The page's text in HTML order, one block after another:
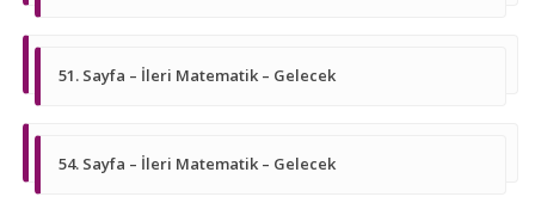
51. Sayfa – İleri Matematik – Gelecek
54. Sayfa – İleri Matematik – Gelecek